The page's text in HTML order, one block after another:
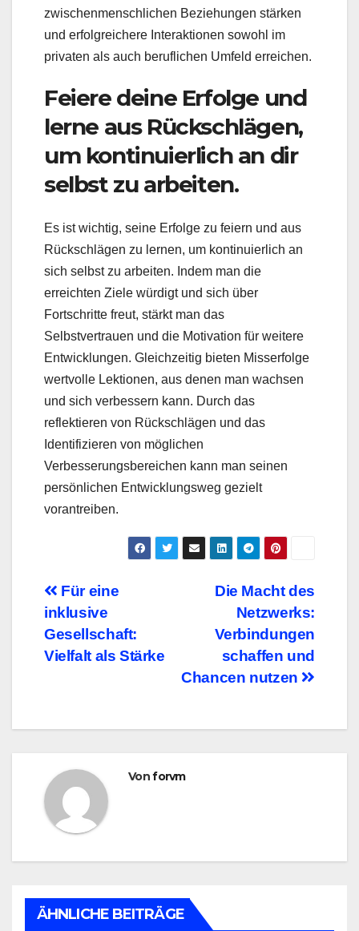
zwischenmenschlichen Beziehungen stärken
und erfolgreichere Interaktionen sowohl im
privaten als auch beruflichen Umfeld erreichen.
Feiere deine Erfolge und
lerne aus Rückschlägen,
um kontinuierlich an dir
selbst zu arbeiten.
Es ist wichtig, seine Erfolge zu feiern und aus
Rückschlägen zu lernen, um kontinuierlich an
sich selbst zu arbeiten. Indem man die
erreichten Ziele würdigt und sich über
Fortschritte freut, stärkt man das
Selbstvertrauen und die Motivation für weitere
Entwicklungen. Gleichzeitig bieten Misserfolge
wertvolle Lektionen, aus denen man wachsen
und sich verbessern kann. Durch das
reflektieren von Rückschlägen und das
Identifizieren von möglichen
Verbesserungsbereichen kann man seinen
persönlichen Entwicklungsweg gezielt
vorantreiben.
Beitragsnavigation
Die Macht des
Netzwerks:
Verbindungen
schaffen und
Chancen nutzen
Für eine
inklusive
Gesellschaft:
Vielfalt als Stärke
Vonforvm
ÄHNLICHE BEITRÄGE